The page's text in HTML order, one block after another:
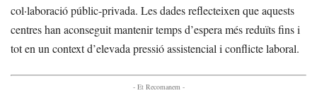
col·laboració públic-privada. Les dades reflecteixen que aquests
centres han aconseguit mantenir temps d’espera més reduïts fins i
tot en un context d’elevada pressió assistencial i conflicte laboral.
- Et Recomanem -